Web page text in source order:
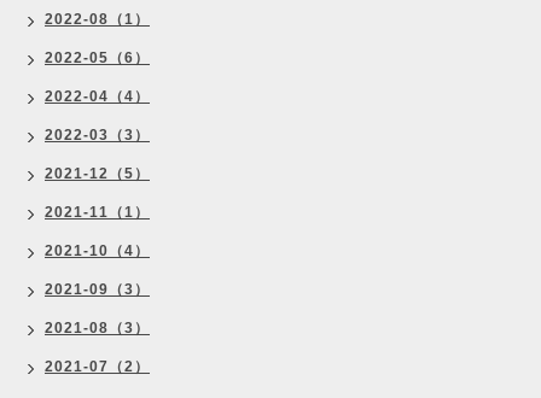
2022-08（1）
2022-05（6）
2022-04（4）
2022-03（3）
2021-12（5）
2021-11（1）
2021-10（4）
2021-09（3）
2021-08（3）
2021-07（2）